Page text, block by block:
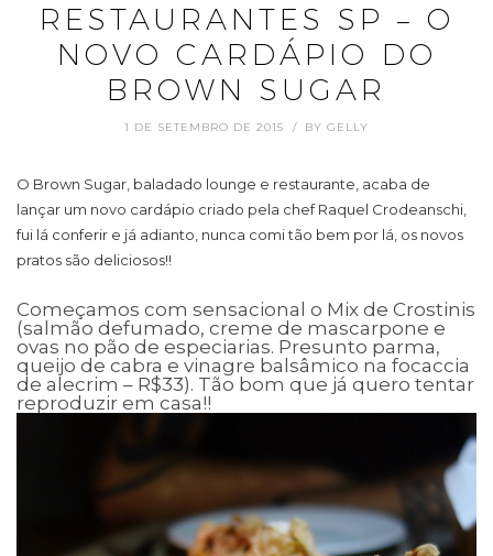
RESTAURANTES SP – O
NOVO CARDÁPIO DO
BROWN SUGAR
1 DE SETEMBRO DE 2015 BY GELLY
O Brown Sugar, baladado lounge e restaurante, acaba de
lançar um novo cardápio criado pela chef Raquel Crodeanschi,
fui lá conferir e já adianto, nunca comi tão bem por lá, os novos
pratos são deliciosos!!
Começamos com sensacional o Mix de Crostinis
(salmão defumado, creme de mascarpone e
ovas no pão de especiarias. Presunto parma,
queijo de cabra e vinagre balsâmico na focaccia
de alecrim – R$33). Tão bom que já quero tentar
reproduzir em casa!!